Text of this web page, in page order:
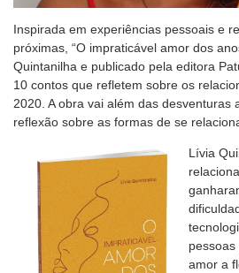
Inspirada em experiências pessoais e
próximas, “O impraticável amor dos
Quintanilha e publicado pela editora
10 contos que refletem sobre os
2020. A obra vai além das desventuras
reflexão sobre as formas de se
Lívia
amor a